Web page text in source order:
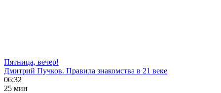
Пятница, вечер!
Дмитрий Пучков. Правила знакомства в 21 веке
06:32
25 мин